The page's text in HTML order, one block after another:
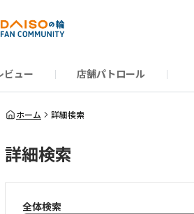
ビュー 店舗パトロール
ぜんトーク
からのお知らせ
Blogー
ゼントキャンペーン
年記念キャンペーン
ホームページ
ホーム 詳細検索
詳細検索
全体検索